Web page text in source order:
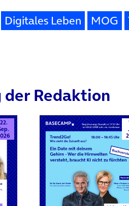
Digitales Leben MOG
Redaktion
22.